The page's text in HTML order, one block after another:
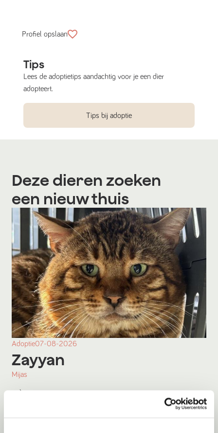
Profiel opslaan
Tips
Lees de adoptietips aandachtig voor je een dier
adopteert.
Tips bij adoptie
Deze dieren zoeken
een nieuw thuis
Adoptie07-08-2026
Zayyan
Mijas